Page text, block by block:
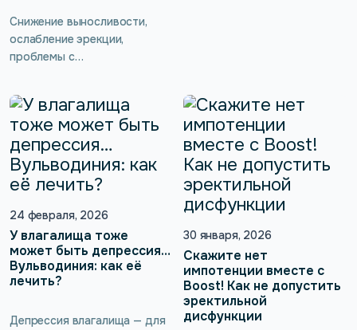
Снижение выносливости,
ослабление эрекции,
проблемы с
происходят внезапно. Чаще
всего это постепенный
сигнал о том, что организму
нужна поддержка. И одна из
причин может быть совсем
не там, где её обычно ищут.
Да, у мужчин они тоже есть
— и они участвуют в
поддержании эрекции,
семяизвержении, работе
простаты […]
Нередко с этим
сталкиваются мужчины
после операций на
предстательной железе,
мочевом пузыре или других
органах малого таза.
Разберёмся, почему
возникает недержание после
операций, какие […]
24 февраля, 2026
У влагалища тоже
может быть депрессия…
Вульводиния: как её
лечить?
Депрессия влагалища — для
30 января, 2026
Скажите нет
импотенции вместе с
Boost! Как не допустить
эректильной
дисфункции